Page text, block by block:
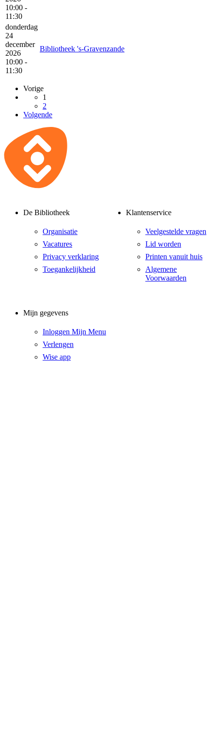
10:00 -
11:30
donderdag
24
december
2026
10:00 -
11:30
Bibliotheek 's-Gravenzande
Vorige
1
2
Volgende
De Bibliotheek
Organisatie
Vacatures
Privacy verklaring
Toegankelijkheid
Klantenservice
Veelgestelde vragen
Lid worden
Printen vanuit huis
Algemene
Voorwaarden
Mijn gegevens
Inloggen Mijn Menu
Verlengen
Wise app